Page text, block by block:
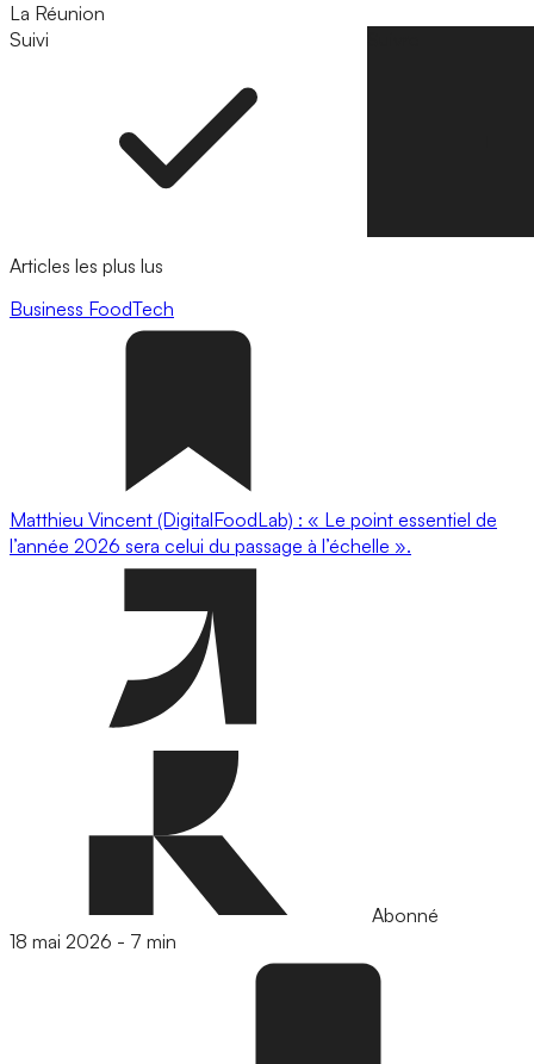
La Réunion
Suivi
Articles les plus lus
Business FoodTech
Matthieu Vincent (DigitalFoodLab) : « Le point essentiel de
l’année 2026 sera celui du passage à l’échelle ».
Abonné
18 mai 2026 - 7 min